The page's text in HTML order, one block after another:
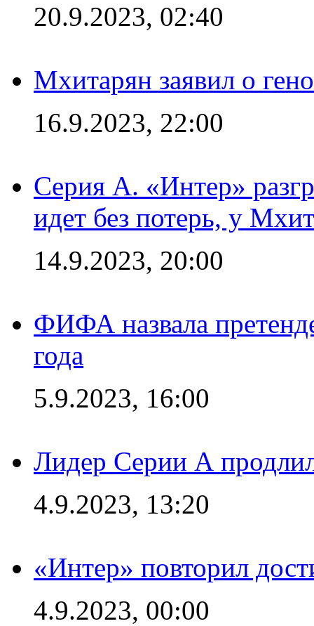
20.9.2023, 02:40
Мхитарян заявил о
16.9.2023, 22:00
Серия А. «Интер»
идет без потерь, у
14.9.2023, 20:00
ФИФА назвала
года
5.9.2023, 16:00
Лидер Серии А
4.9.2023, 13:20
«Интер» повторил
4.9.2023, 00:00